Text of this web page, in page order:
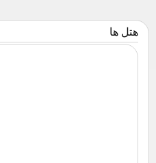
هتل ها